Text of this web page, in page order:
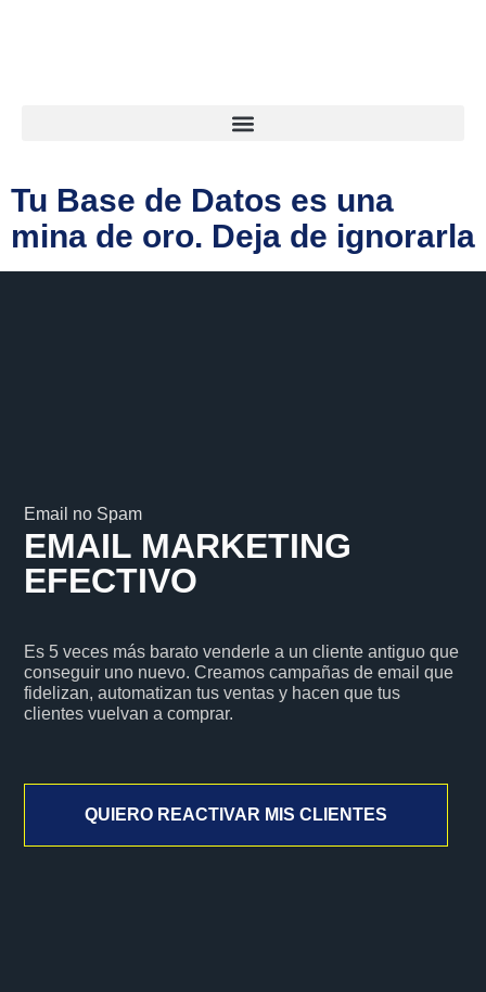
Tu Base de Datos es una
mina de oro. Deja de ignorarla
Email no Spam
EMAIL MARKETING
EFECTIVO
Es 5 veces más barato venderle a un cliente antiguo que
conseguir uno nuevo. Creamos campañas de email que
fidelizan, automatizan tus ventas y hacen que tus
clientes vuelvan a comprar.
QUIERO REACTIVAR MIS CLIENTES